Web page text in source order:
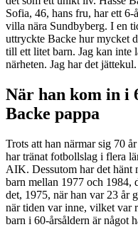
Sofia, 46, hans fru, har ett
villa nära Sundbyberg. I en
uttryckte Backe hur mycket
till ett litet barn. Jag kan inte
närheten. Jag har det jättekul.
När han kom in i
Backe pappa
Trots att han närmar sig 70
har tränat fotbollslag i flera
AIK. Dessutom har det
barn mellan 1977 och 1984,
det, 1975, när han var 23 år
när tiden var inne, vilket var
barn i 60-årsåldern är något